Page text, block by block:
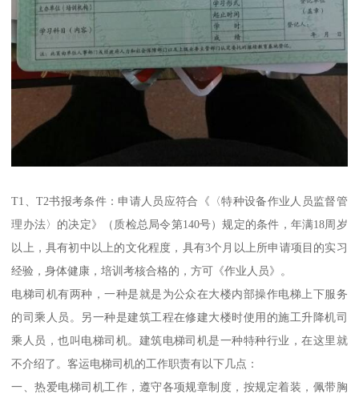
T1、T2书报考条件：申请人员应符合《〈特种设备作业人员监督管
理办法〉的决定》（质检总局令第140号）规定的条件，年满18周岁
以上，具有初中以上的文化程度，具有3个月以上所申请项目的实习
经验，身体健康，培训考核合格的，方可《作业人员》。
电梯司机有两种，一种是就是为公众在大楼内部操作电梯上下服务
的司乘人员。另一种是建筑工程在修建大楼时使用的施工升降机司
乘人员，也叫电梯司机。建筑电梯司机是一种特种行业，在这里就
不介绍了。客运电梯司机的工作职责有以下几点：
一、热爱电梯司机工作，遵守各项规章制度，按规定着装，佩带胸